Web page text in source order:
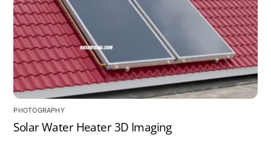
PHOTOGRAPHY
Solar Water Heater 3D Imaging